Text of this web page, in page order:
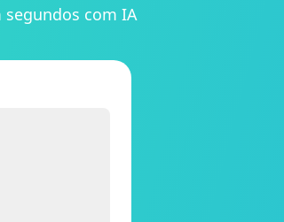
segundos com IA